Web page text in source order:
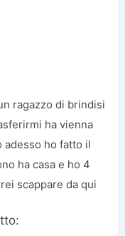
ragazzo di brindisi
ha vienna
adesso ho fatto il
ha casa e ho 4
scappare da qui